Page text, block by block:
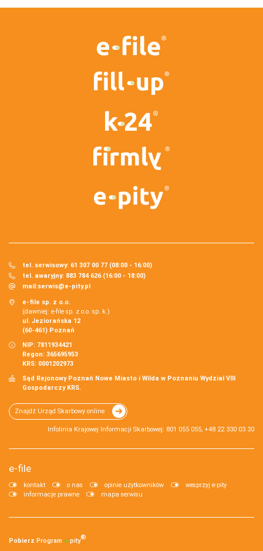
tel. serwisowy: 61 307 00 77 (08:00 - 16:00)
tel. awaryjny: 883 784 626 (16:00 - 18:00)
mail:serwis@e-pity.pl
e-file sp. z o.o.
(dawniej: e-file sp. z o.o. sp. k.)
ul. Jeziorańska 12
(60-461) Poznań
NIP: 7811934421
Regon: 365695953
KRS: 0001202973
Sąd Rejonowy Poznań Nowe Miasto i Wilda w Poznaniu Wydział VIII
Gospodarczy KRS.
Znajdź Urząd Skarbowy online
Infolinia Krajowej Informacji Skarbowej: 801 055 055, +48 22 330 03 30
e-file
kontakt o nas opinie użytkowników
wesprzyj e-pity
informacje prawne
mapa serwisu
Pobierz Program e‑pity®